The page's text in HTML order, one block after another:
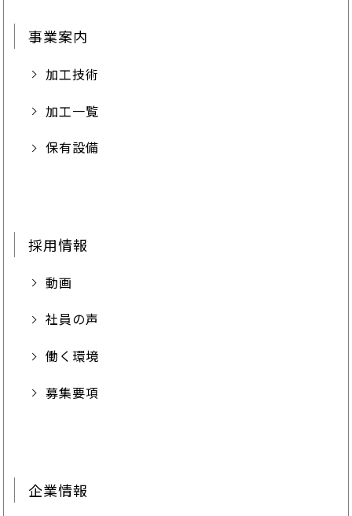
事業案内
加工技術
加工一覧
保有設備
採用情報
動画
社員の声
働く環境
募集要項
企業情報